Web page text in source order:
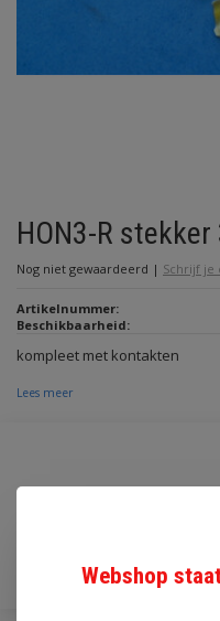
HON3-R
Nog niet gewaardeerd | Schrijf je
Artikelnummer:
Beschikbaarheid:
kompleet met kontakten
Lees meer
Webshop